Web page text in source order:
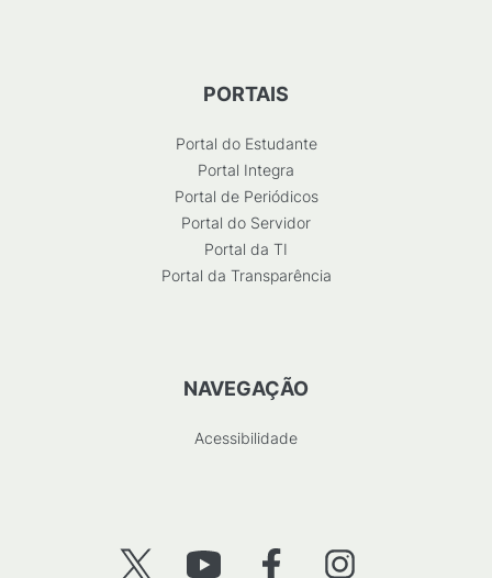
PORTAIS
Portal do Estudante
Portal Integra
Portal de Periódicos
Portal do Servidor
Portal da TI
Portal da Transparência
NAVEGAÇÃO
Acessibilidade